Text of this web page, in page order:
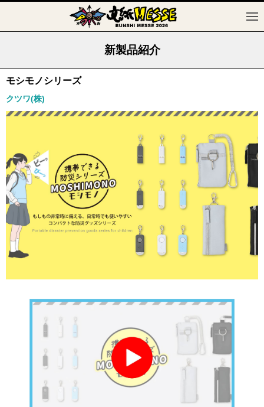
新製品紹介
モシモノシリーズ
クツワ(株)